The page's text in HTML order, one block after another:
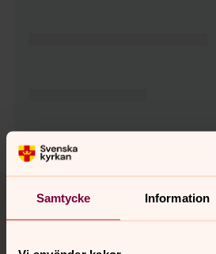
Samtycke Information
Tillbaka till toppen
Tillbaka till innehållet